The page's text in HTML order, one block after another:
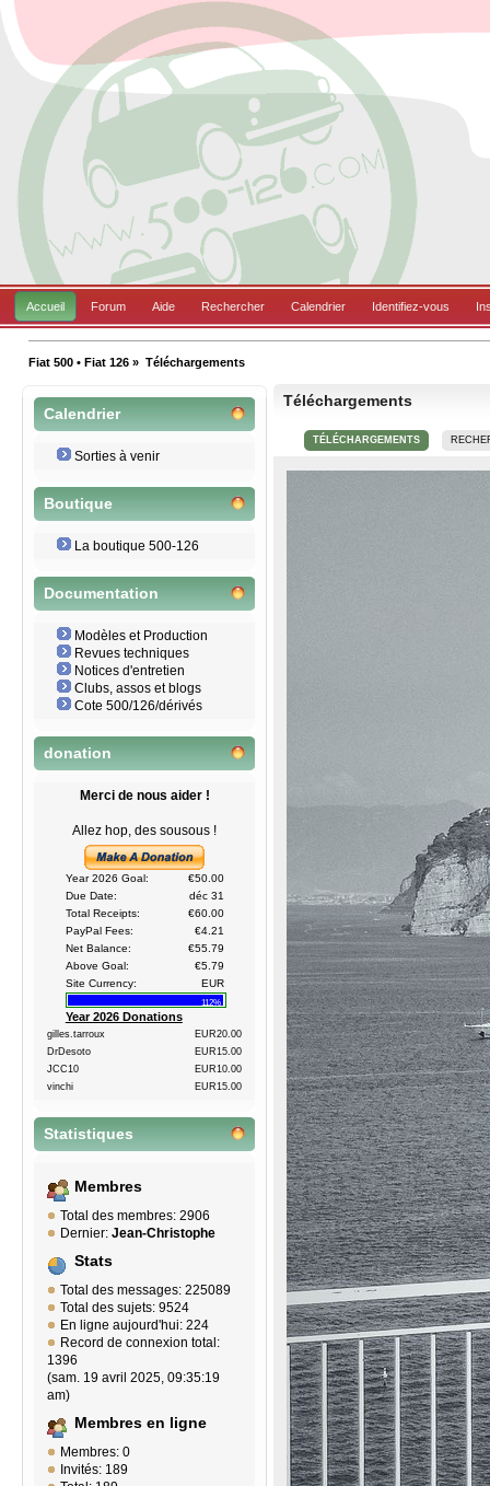
Accueil Forum Aide Rechercher Calendrier Identifiez-vous
Fiat 500 • Fiat 126 » Téléchargements
Calendrier
Sorties à venir
Boutique
La boutique 500-126
Documentation
Modèles et Production
Revues techniques
Notices d'entretien
Clubs, assos et blogs
Cote 500/126/dérivés
donation
Merci de nous aider !
Allez hop, des sousous !
Year 2026 Goal:
€50.00
Due Date:
déc 31
Total Receipts:
€60.00
PayPal Fees:
€4.21
Net Balance:
€55.79
Above Goal:
€5.79
Site Currency:
EUR
112%
Year 2026 Donations
gilles.tarroux
EUR20.00
DrDesoto
EUR15.00
JCC10
EUR10.00
vinchi
EUR15.00
Statistiques
Membres
Total des membres: 2906
Dernier: Jean-Christophe
Stats
Total des messages: 225089
Total des sujets: 9524
En ligne aujourd'hui: 224
Record de connexion total:
1396
(sam. 19 avril 2025, 09:35:19
am)
Membres en ligne
Membres: 0
Invités: 189
Téléchargements
TÉLÉCHARGEMENTS